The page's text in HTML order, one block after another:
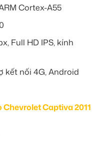
Cortex-A55
Full HD IPS, kính
kết nối 4G, Android
Chevrolet Captiva 2011